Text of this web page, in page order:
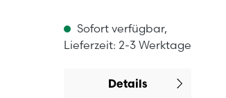
Sofort verfügbar,
Lieferzeit: 2-3 Werktage
Details